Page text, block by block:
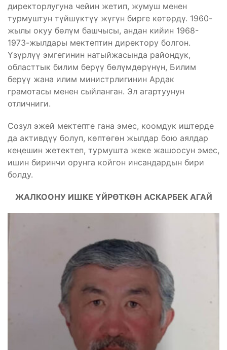
директорлугуна чейин жетип, жумуш менен
турмуштун түйшүктүү жүгүн бирге көтөрдү. 1960-
жылы окуу бөлүм башчысы, андан кийин 1968-
1973-жылдары мектептин директору болгон.
Үзүрлүү эмгегинин натыйжасында райондук,
областтык билим берүү бөлүмдөрүнүн, Билим
берүү жана илим министрлигинин Ардак
грамотасы менен сыйланган. Эл агартуунун
отличниги.
Созул эжей мектепте гана эмес, коомдук иштерде
да активдүү болуп, көптөгөн жылдар бою аялдар
кеңешин жетектеп, турмушта жеке жашоосун эмес,
ишин биринчи орунга койгон инсандардын бири
болду.
ЖАЛКООНУ ИШКЕ ҮЙРӨТКӨН АСКАРБЕК АГАЙ